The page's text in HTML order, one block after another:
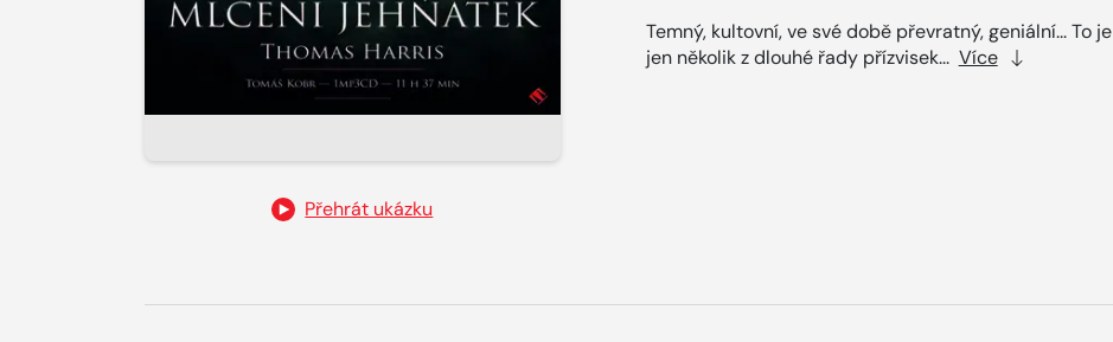
Přehrát ukázku
Temný, kultovní, ve své době převratný, geniální... To je
jen několik z dlouhé řady přízvisek... Více